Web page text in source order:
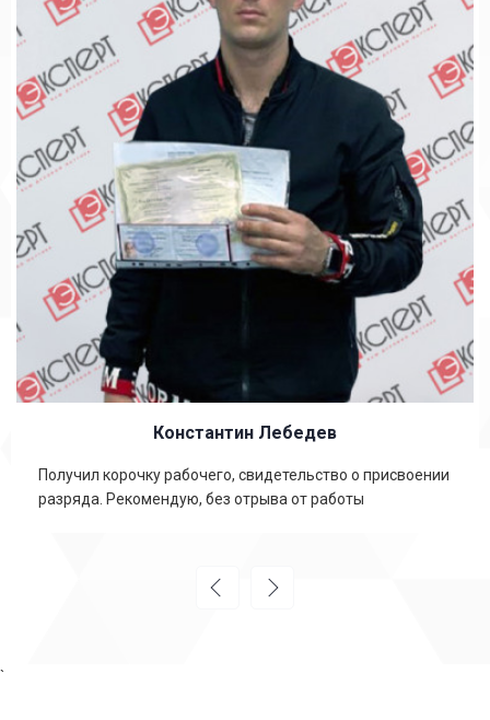
Константин Лебедев
Получил корочку рабочего, свидетельство о присвоении
разряда. Рекомендую, без отрыва от работы
`